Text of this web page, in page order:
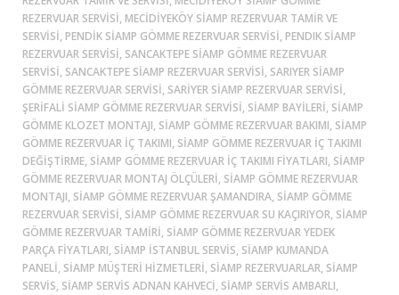
REZERVUAR SERVISI, MECIDIYEKÖY SIAMP REZERVUAR TAMIR VE
SERVISI, PENDIK SIAMP GÖMME REZERVUAR SERVISI, PENDIK SIAMP
REZERVUAR SERVISI, SANCAKTEPE SIAMP GÖMME REZERVUAR
SERVISI, SANCAKTEPE SIAMP REZERVUAR SERVISI, SARIYER SIAMP
GÖMME REZERVUAR SERVISI, SARIYER SIAMP REZERVUAR SERVISI,
ŞERIFALI SIAMP GÖMME REZERVUAR SERVISI, SIAMP BAYILERI, SIAMP
GÖMME KLOZET MONTAJI, SIAMP GÖMME REZERVUAR BAKIMI, SIAMP
GÖMME REZERVUAR İÇ TAKIMI, SIAMP GÖMME REZERVUAR İÇ TAKIMI
DEĞIŞTIRME, SIAMP GÖMME REZERVUAR İÇ TAKIMI FIYATLARI, SIAMP
GÖMME REZERVUAR MONTAJ ÖLÇÜLERI, SIAMP GÖMME REZERVUAR
MONTAJI, SIAMP GÖMME REZERVUAR ŞAMANDIRA, SIAMP GÖMME
REZERVUAR SERVISI, SIAMP GÖMME REZERVUAR SU KAÇIRIYOR, SIAMP
GÖMME REZERVUAR TAMIRI, SIAMP GÖMME REZERVUAR YEDEK
PARÇA FIYATLARI, SIAMP ISTANBUL SERVIS, SIAMP KUMANDA
PANELI, SIAMP MÜŞTERI HIZMETLERI, SIAMP REZERVUARLAR, SIAMP
SERVIS, SIAMP SERVIS ADNAN KAHVECI, SIAMP SERVIS AMBARLI,